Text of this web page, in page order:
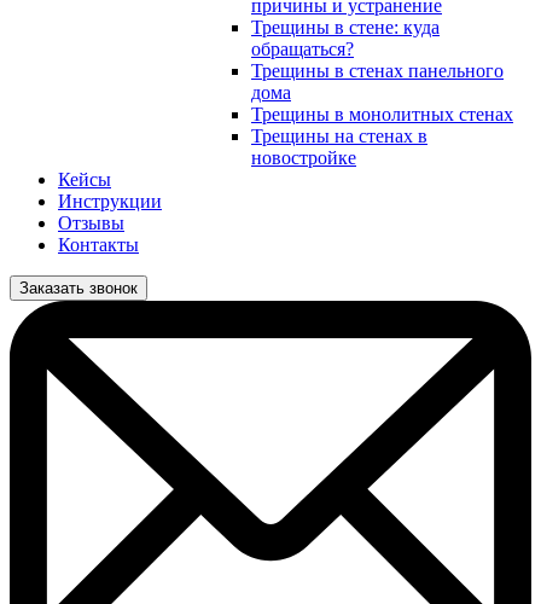
причины и устранение
Трещины в стене: куда
обращаться?
Трещины в стенах панельного
дома
Трещины в монолитных стенах
Трещины на стенах в
новостройке
Кейсы
Инструкции
Отзывы
Контакты
Заказать звонок